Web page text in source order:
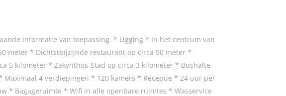
informatie van toepassing. * Ligging * In het centrum van
meter * Dichtstbijzijnde restaurant op circa 50 meter *
5 kilometer * Zakynthos-Stad op circa 3 kilometer * Bushalte
4 verdiepingen * 120 kamers * Receptie * 24 uur per
* Bagageruimte * Wifi in alle openbare ruimtes * Wasservice